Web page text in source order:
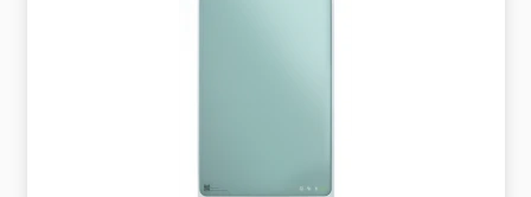
Оборудование уличное и для прилегающей